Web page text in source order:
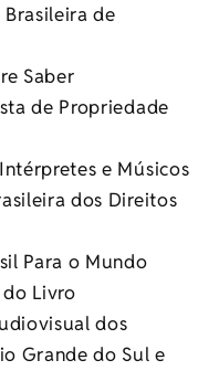
de
Saber
de Propriedade
e Músicos
dos Direitos
Para o Mundo
do Livro
dos
Grande do Sul e